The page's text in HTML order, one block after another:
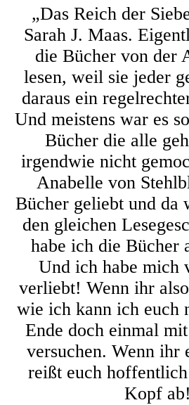
„Das Reich der
Sarah J. Maas.
die Bücher von der
lesen, weil sie jeder
daraus ein
Und meistens war es
Bücher die alle
irgendwie nicht
Anabelle von
Bücher geliebt und da
den gleichen
habe ich die Bücher
Und ich habe mich
verliebt! Wenn ihr
wie ich kann ich euch
Ende doch einmal
versuchen. Wenn ihr
reißt euch
Kopf ab!